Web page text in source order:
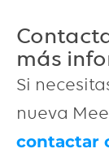
más
Si
nueva
contactar